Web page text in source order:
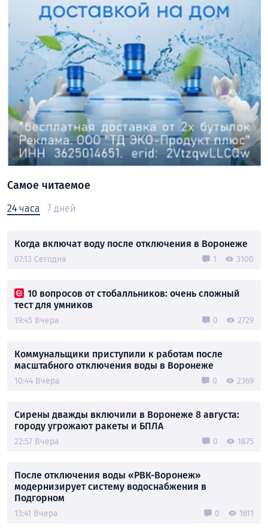
Самое читаемое
24 часа 7 дней
Когда включат воду после отключения в Воронеже
07:13 Сегодня 1 3100
10 вопросов от стобалльников: очень сложный
тест для умников
19:45 Вчера 0 2729
Коммунальщики приступили к работам после
масштабного отключения воды в Воронеже
10:44 Вчера 0 2369
Сирены дважды включили в Воронеже 8 августа:
городу угрожают ракеты и БПЛА
22:57 Вчера 0 1875
После отключения воды «РВК-Воронеж»
модернизирует систему водоснабжения в
Подгорном
13:41 Вчера 0 1611